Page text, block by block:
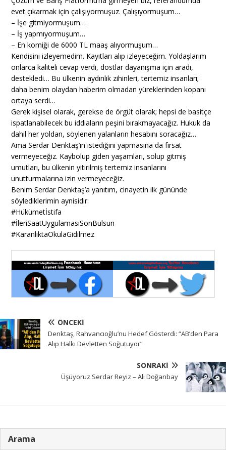
evet çıkarmak için çalışıyormuşuz. Çalışıyormuşum…
– İşe gitmiyormuşum…
– İş yapmıyormuşum…
– En komiği de 6000 TL maaş alıyormuşum…
Kendisini izleyemedim. Kayıtları alıp izleyeceğim. Yoldaşlarım
onlarca kaliteli cevap verdi, dostlar dayanışma için aradı,
destekledi… Bu ülkenin aydınlık zihinleri, tertemiz insanları;
daha benim olaydan haberim olmadan yüreklerinden kopanı
ortaya serdi…
Gerek kişisel olarak, gerekse de örgüt olarak; hepsi de basitçe
ispatlanabilecek bu iddiaların peşini bırakmayacağız. Hukuk da
dahil her yoldan, söylenen yalanların hesabını soracağız…
Ama Serdar Denktaş’ın istediğini yapmasına da fırsat
vermeyeceğiz. Kaybolup giden yaşamları, solup gitmiş
umutları, bu ülkenin yitirilmiş tertemiz insanlarını
unutturmalarına izin vermeyeceğiz.
Benim Serdar Denktaş’a yanıtım, cinayetin ilk gününde
söylediklerimin aynisidir:
#Hükümetİstifa
#İleriSaatUygulamasıSonBulsun
#KaranlıktaOkulaGidilmez
ÖNCEKI
Denktaş, Rahvancıoğlu’nu Hedef Gösterdi: “AB’den Para
Alıp Halkı Devletten Soğutuyor”
SONRAKI
Üşüyoruz Serdar Reyiz – Ali Doğanbay
Arama